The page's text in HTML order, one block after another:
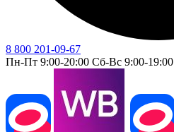
8 800 201-09-67
Пн-Пт 9:00-20:00 Сб-Вс 9:00-19:00